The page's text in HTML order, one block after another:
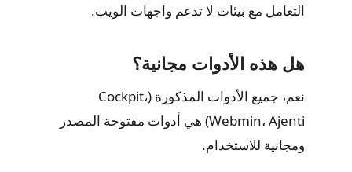
التعامل مع بيئات لا تدعم واجهات الويب.
هل هذه الأدوات مجانية؟
نعم، جميع الأدوات المذكورة (Cockpit،
Webmin، Ajenti) هي أدوات مفتوحة المصدر
ومجانية للاستخدام.